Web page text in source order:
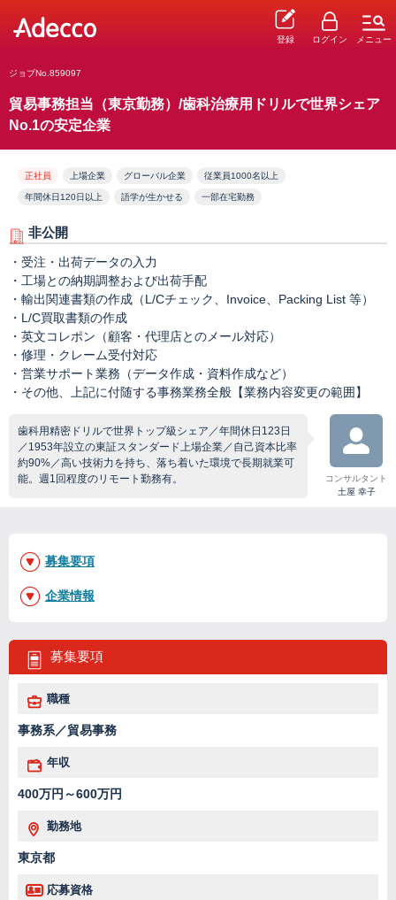
登録 ログイン メニュー
ジョブNo.859097
貿易事務担当（東京勤務）/歯科治療用ドリルで世界シェア
No.1の安定企業
正社員 上場企業 グローバル企業 従業員1000名以上
年間休日120日以上 語学が生かせる 一部在宅勤務
非公開
・受注・出荷データの入力
・工場との納期調整および出荷手配
・輸出関連書類の作成（L/Cチェック、Invoice、Packing List 等）
・L/C買取書類の作成
・英文コレポン（顧客・代理店とのメール対応）
・修理・クレーム受付対応
・営業サポート業務（データ作成・資料作成など）
・その他、上記に付随する事務業務全般【業務内容変更の範囲】
歯科用精密ドリルで世界トップ級シェア／年間休日123日
／1953年設立の東証スタンダード上場企業／自己資本比率
約90%／高い技術力を持ち、落ち着いた環境で長期就業可
能。週1回程度のリモート勤務有。
コンサルタント
土屋 幸子
募集要項
職種
事務系／貿易事務
年収
400万円～600万円
勤務地
東京都
応募資格
募集要項
企業情報